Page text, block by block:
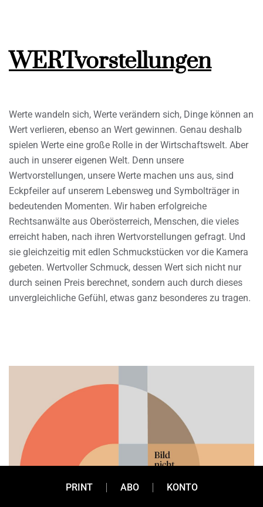
WERTvorstellungen
Werte wandeln sich, Werte verändern sich, Dinge können an
Wert verlieren, ebenso an Wert gewinnen. Genau deshalb
spielen Werte eine große Rolle in der Wirtschaftswelt. Aber
auch in unserer eigenen Welt. Denn unsere
Wertvorstellungen, unsere Werte machen uns aus, sind
Eckpfeiler auf unserem Lebensweg und Symbolträger in
bedeutenden Momenten. Wir haben erfolgreiche
Rechtsanwälte aus Oberösterreich, Menschen, die vieles
erreicht haben, nach ihren Wertvorstellungen gefragt. Und
sie gleichzeitig mit edlen Schmuckstücken vor die Kamera
gebeten. Wertvoller Schmuck, dessen Wert sich nicht nur
durch seinen Preis berechnet, sondern auch durch dieses
unvergleichliche Gefühl, etwas ganz besonderes zu tragen.
PRINT ABO KONTO